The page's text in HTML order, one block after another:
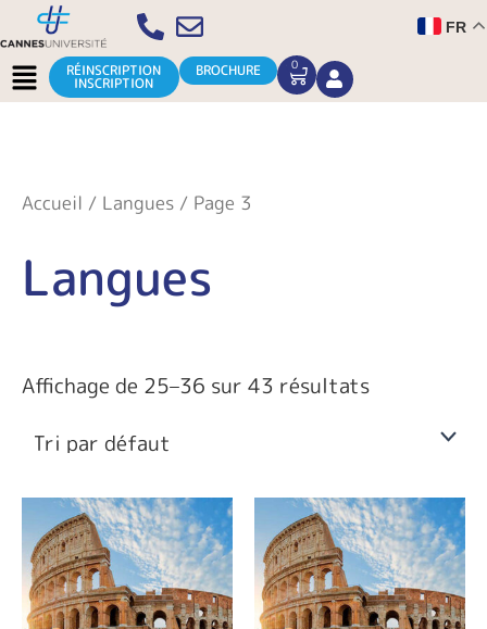
Aller
au
contenu
FR
Menu RÉINSCRIPTION
INSCRIPTION
BROCHURE 0
CART
Accueil / Langues / Page 3
Langues
Affichage de 25–36 sur 43 résultats